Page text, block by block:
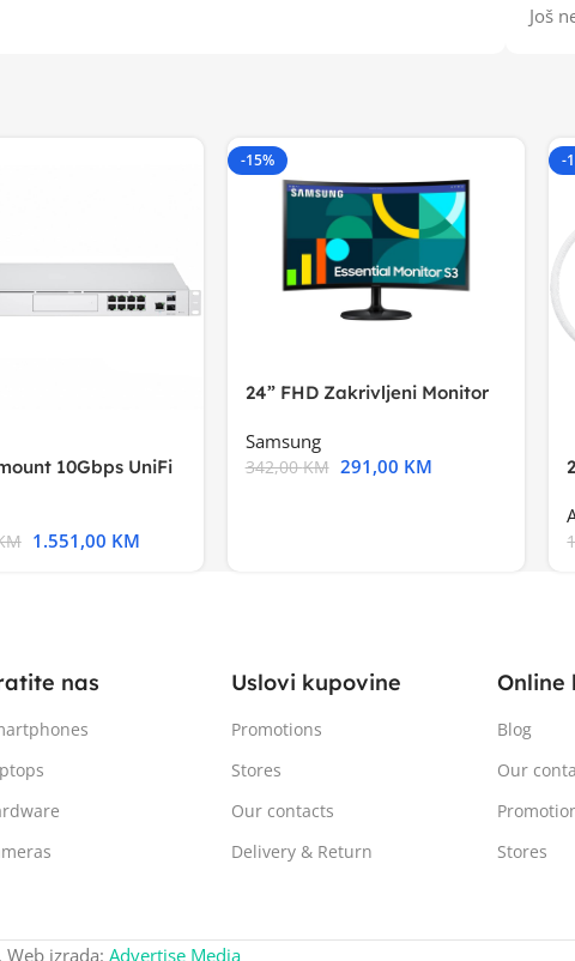
Još
10Gbps UniFi
1.551,00 KM
-15%
24” FHD Zakrivljeni Monitor
Samsung
342,00KM 291,00 KM
-
nas Uslovi kupovine
Promotions
Stores
Our contacts
Delivery & Return
Online
Blog
Our
Stores
izrada: Advertise Media